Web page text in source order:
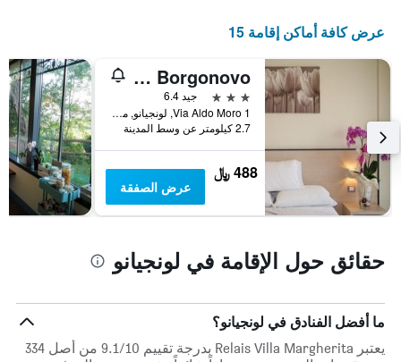
عرض كافة أماكن إقامة 15
Albergo Borgonovo
3 نجوم
جيد 6.4
Via Aldo Moro 1, لونجيانو, مقاطعة فورلي تشيزينا, إيطاليا
2.7 كيلومتر عن وسط المدينة
488 ﷼
عرض الصفقة
حقائق حول الإقامة في لونجيانو
ما أفضل الفنادق في لونجيانو؟
يعتبر Relais Villa Margherita بدرجة تقييم 9.1/10 من أصل 334